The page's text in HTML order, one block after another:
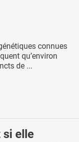
connues
qu’environ
de ...
si elle